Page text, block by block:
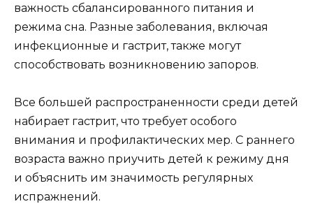
важность сбалансированного питания и
режима сна. Разные заболевания, включая
инфекционные и гастрит, также могут
способствовать возникновению запоров.
Все большей распространенности среди детей
набирает гастрит, что требует особого
внимания и профилактических мер. С раннего
возраста важно приучить детей к режиму дня
и объяснить им значимость регулярных
испражнений.